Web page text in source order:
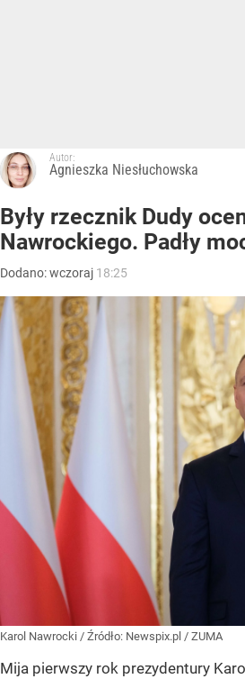
Autor:
Agnieszka Niesłuchowska
Były rzecznik Dudy
Nawrockiego. Padły
Dodano:wczoraj 18:25
Karol Nawrocki / Źródło: Newspix.pl / ZUMA
Mija pierwszy rok prezydentury